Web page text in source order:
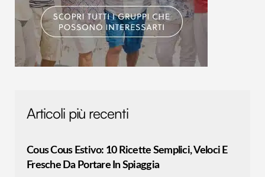
con altre informazioni che hai fornito loro o che hanno
raccolto dal tuo utilizzo dei loro servizi.
Articoli più recenti
Cous Cous Estivo: 10 Ricette Semplici, Veloci E
Fresche Da Portare In Spiaggia